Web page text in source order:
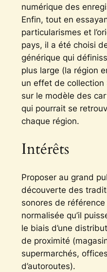
numérique des
Enfin, tout en
particularismes et
pays, il a été choisi
générique qui
plus large (la région
un effet de
sur le modèle des
qui pourrait se
chaque région.
Intérêts
Proposer au grand
découverte des
sonores de
normalisée qu’il
le biais d’une
de proximité
supermarchés,
d’autoroutes).